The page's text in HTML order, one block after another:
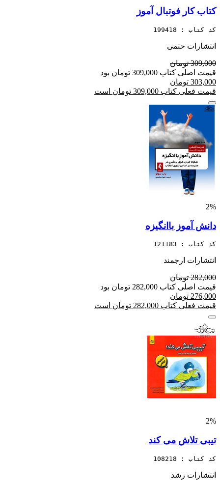
کتاب کار فوتبال آموز
کد کتاب : 199418
انتشارات حتمی
309,000 تومان
قیمت اصلی کتاب 309,000 تومان بود
303,000 تومان
قیمت فعلی کتاب 309,000 تومان است
2%
دانش آموز باانگیزه
کد کتاب : 121183
انتشارات ارجمند
282,000 تومان
قیمت اصلی کتاب 282,000 تومان بود
276,000 تومان
قیمت فعلی کتاب 282,000 تومان است
2%
تیبی تلاش می کند
کد کتاب : 108218
انتشارات رشد